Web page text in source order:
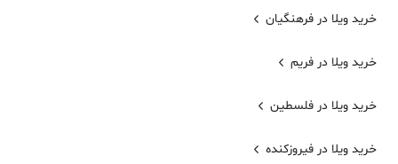
خرید ویلا در فرهنگیان
خرید ویلا در فریم
خرید ویلا در فلسطین
خرید ویلا در فیروزکنده